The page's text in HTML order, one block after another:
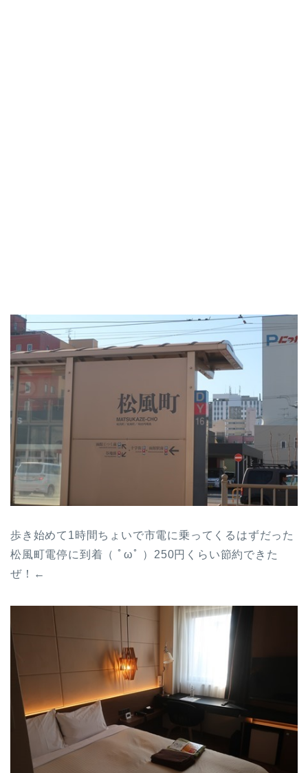
歩き始めて1時間ちょいで市電に乗ってくるはずだった
松風町電停に到着（ ﾟωﾟ ）250円くらい節約できた
ぜ！←